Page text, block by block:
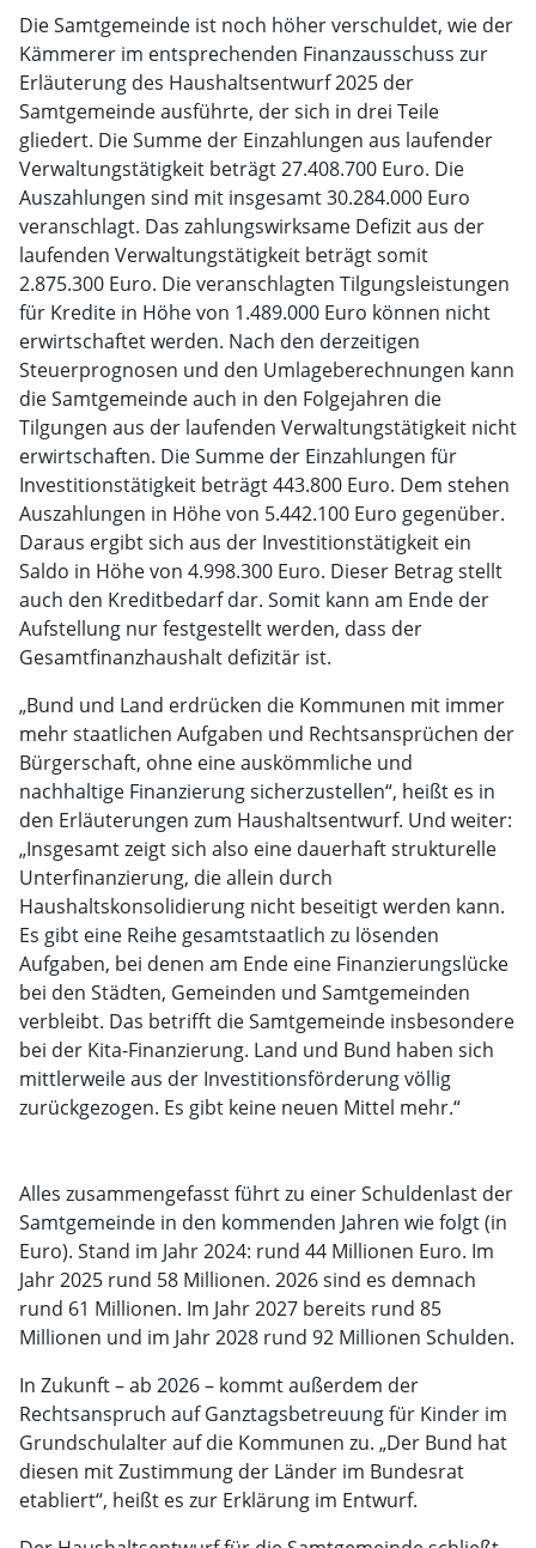
Die Samtgemeinde ist noch höher verschuldet, wie der
Kämmerer im entsprechenden Finanzausschuss zur
Erläuterung des Haushaltsentwurf 2025 der
Samtgemeinde ausführte, der sich in drei Teile
gliedert. Die Summe der Einzahlungen aus laufender
Verwaltungstätigkeit beträgt 27.408.700 Euro. Die
Auszahlungen sind mit insgesamt 30.284.000 Euro
veranschlagt. Das zahlungswirksame Defizit aus der
laufenden Verwaltungstätigkeit beträgt somit
2.875.300 Euro. Die veranschlagten Tilgungsleistungen
für Kredite in Höhe von 1.489.000 Euro können nicht
erwirtschaftet werden. Nach den derzeitigen
Steuerprognosen und den Umlageberechnungen kann
die Samtgemeinde auch in den Folgejahren die
Tilgungen aus der laufenden Verwaltungstätigkeit nicht
erwirtschaften. Die Summe der Einzahlungen für
Investitionstätigkeit beträgt 443.800 Euro. Dem stehen
Auszahlungen in Höhe von 5.442.100 Euro gegenüber.
Daraus ergibt sich aus der Investitionstätigkeit ein
Saldo in Höhe von 4.998.300 Euro. Dieser Betrag stellt
auch den Kreditbedarf dar. Somit kann am Ende der
Aufstellung nur festgestellt werden, dass der
Gesamtfinanzhaushalt defizitär ist.
„Bund und Land erdrücken die Kommunen mit immer
mehr staatlichen Aufgaben und Rechtsansprüchen der
Bürgerschaft, ohne eine auskömmliche und
nachhaltige Finanzierung sicherzustellen“, heißt es in
den Erläuterungen zum Haushaltsentwurf. Und weiter:
„Insgesamt zeigt sich also eine dauerhaft strukturelle
Unterfinanzierung, die allein durch
Haushaltskonsolidierung nicht beseitigt werden kann.
Es gibt eine Reihe gesamtstaatlich zu lösenden
Aufgaben, bei denen am Ende eine Finanzierungslücke
bei den Städten, Gemeinden und Samtgemeinden
verbleibt. Das betrifft die Samtgemeinde insbesondere
bei der Kita-Finanzierung. Land und Bund haben sich
mittlerweile aus der Investitionsförderung völlig
zurückgezogen. Es gibt keine neuen Mittel mehr.“
Alles zusammengefasst führt zu einer Schuldenlast der
Samtgemeinde in den kommenden Jahren wie folgt (in
Euro). Stand im Jahr 2024: rund 44 Millionen Euro. Im
Jahr 2025 rund 58 Millionen. 2026 sind es demnach
rund 61 Millionen. Im Jahr 2027 bereits rund 85
Millionen und im Jahr 2028 rund 92 Millionen Schulden.
In Zukunft – ab 2026 – kommt außerdem der
Rechtsanspruch auf Ganztagsbetreuung für Kinder im
Grundschulalter auf die Kommunen zu. „Der Bund hat
diesen mit Zustimmung der Länder im Bundesrat
etabliert“, heißt es zur Erklärung im Entwurf.